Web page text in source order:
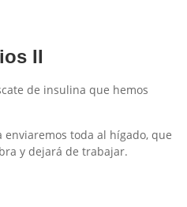
II
de insulina que hemos
enviaremos toda al hígado, que
y dejará de trabajar.